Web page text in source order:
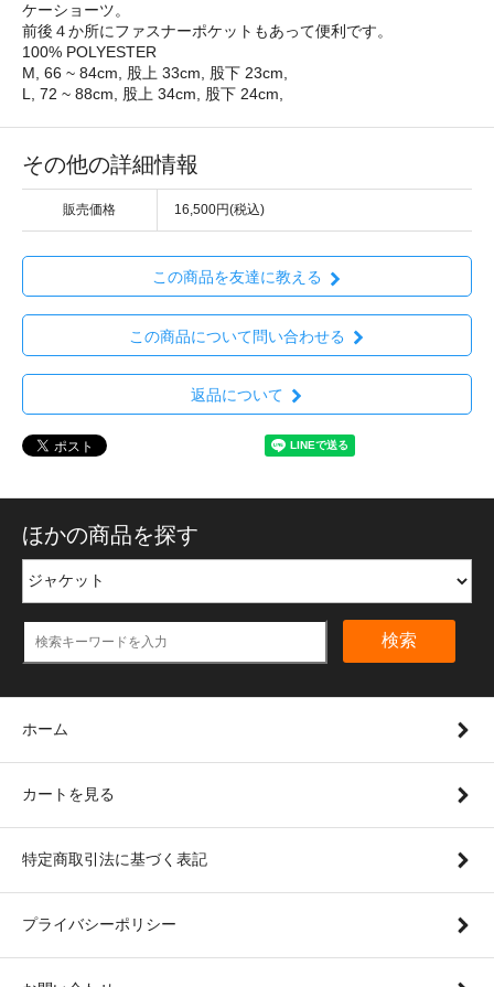
ケーショーツ。
前後４か所にファスナーポケットもあって便利です。
100% POLYESTER
M, 66 ~ 84cm, 股上 33cm, 股下 23cm,
L, 72 ~ 88cm, 股上 34cm, 股下 24cm,
その他の詳細情報
販売価格 16,500円(税込)
この商品を友達に教える
この商品について問い合わせる
返品について
ほかの商品を探す
検索
ホーム
カートを見る
特定商取引法に基づく表記
プライバシーポリシー